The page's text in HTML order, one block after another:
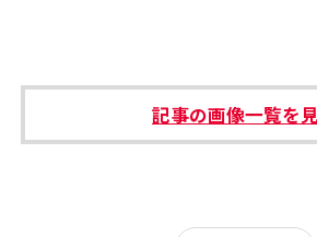
記事の画像一覧を